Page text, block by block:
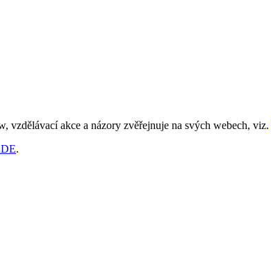
vzdělávací akce a názory zvěřejnuje na svých webech, viz.
.